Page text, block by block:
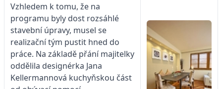
Vzhledem k tomu, že na
programu byly dost rozsáhlé
stavební úpravy, musel se
realizační tým pustit hned do
práce. Na základě přání majitelky
oddělila designérka Jana
Kellermannová kuchyňskou část